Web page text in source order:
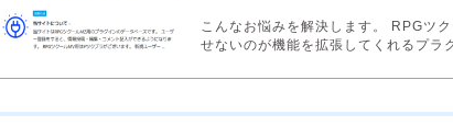
こんなお悩みを解決します。 RPGツ
せないのが機能を拡張してくれるプラ